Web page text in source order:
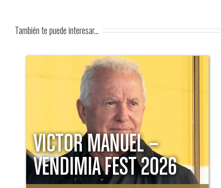
También te puede interesar...
VICTOR MANUEL –
VENDIMIA FEST 2026